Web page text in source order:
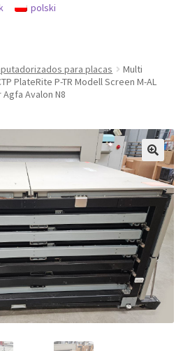
polski
para placas
Multi
PlateRite P-TR Modell Screen M-AL
Agfa Avalon N8